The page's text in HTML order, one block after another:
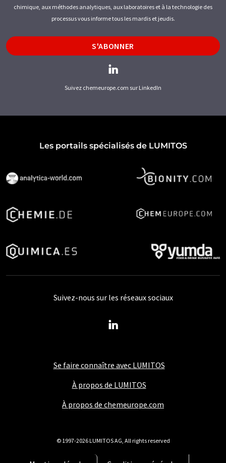
chimique, aux méthodes analytiques, aux laboratoires et à la technologie des
processus vous informe tous les mardis et jeudis.
S'ABONNER
Suivez chemeurope.com sur LinkedIn
Les portails spécialisés de LUMITOS
Se faire connaître avec LUMITOS
À propos de LUMITOS
À propos de chemeurope.com
Suivez-nous sur les réseaux sociaux
© 1997-2026 LUMITOS AG, All rights reserved